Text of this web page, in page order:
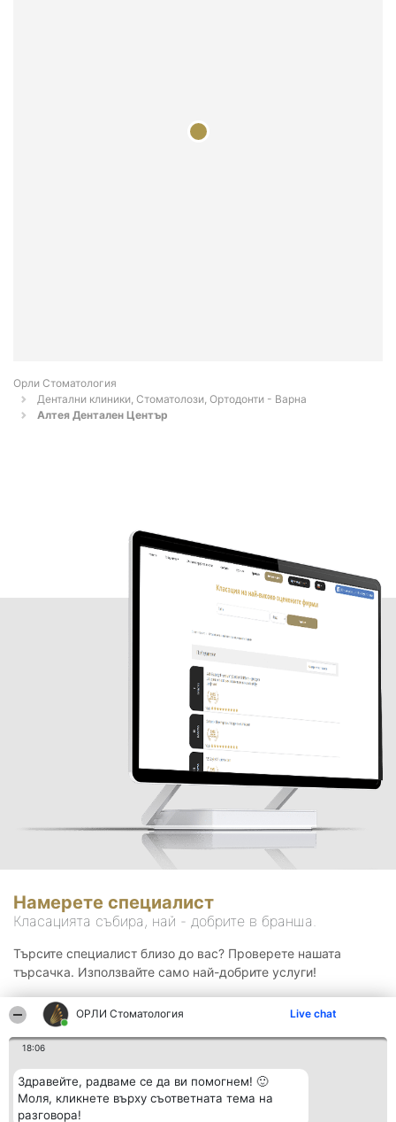
ОРЛИ Стоматология Live chat
18:06
Здравейте, радваме се да ви помогнем! 🙂
Моля, кликнете върху съответната тема на
разговора!
Орли Стоматология
Дентални клиники, Стоматолози, Ортодонти - Варна
Алтея Дентален Център
Намерете специалист
Класацията събира, най - добрите в бранша.
Търсите специалист близо до вас? Проверете нашата
търсачка. Използвайте само най-добрите услуги!